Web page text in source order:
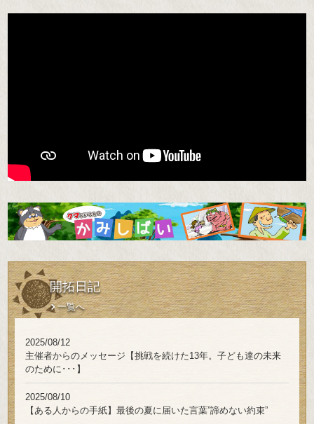
開拓日記
2025/08/12
主催者からのメッセージ【挑戦を続けた13年。子ども達の未来
のために･･･】
2025/08/10
【ある人からの手紙】最後の夏に届いた言葉”諦めない約束”
一覧へ